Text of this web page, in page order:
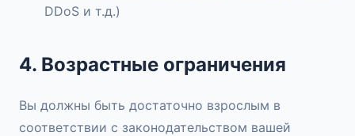
DDoS и т.д.)
4. Возрастные ограничения
Вы должны быть достаточно взрослым в
соответствии с законодательством вашей